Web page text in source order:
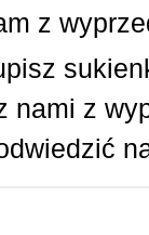
z
nami z